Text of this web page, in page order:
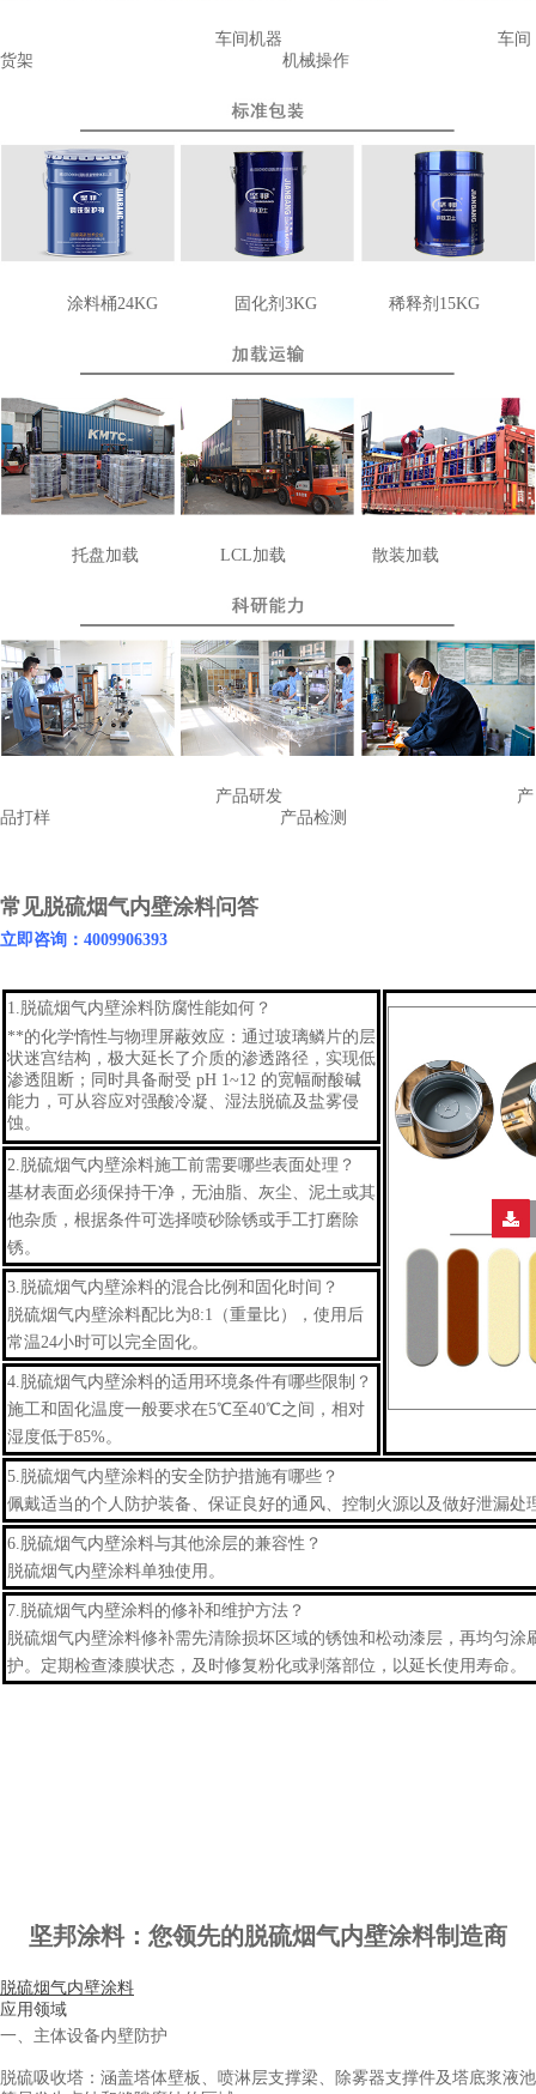
车间机器
车间
货架
机械操作
涂料桶24KG 固化剂3KG 稀释剂15KG
托盘加载 LCL加载 散装加载
产品研发
产
品打样
产品检测
常见脱硫烟气内壁涂料问答
立即咨询：4009906393
1.脱硫烟气内壁涂料防腐性能如何？
**的化学惰性与物理屏蔽效应：通过玻璃鳞片的层
状迷宫结构，极大延长了介质的渗透路径，实现低
渗透阻断；同时具备耐受 pH 1~12 的宽幅耐酸碱
能力，可从容应对强酸冷凝、湿法脱硫及盐雾侵
蚀。
2.脱硫烟气内壁涂料施工前需要哪些表面处理？
基材表面必须保持干净，无油脂、灰尘、泥土或其
他杂质，根据条件可选择喷砂除锈或手工打磨除
锈。
3.脱硫烟气内壁涂料的混合比例和固化时间？
脱硫烟气内壁涂料配比为8:1（重量比），使用后
常温24小时可以完全固化。
4.脱硫烟气内壁涂料的适用环境条件有哪些限制？
施工和固化温度一般要求在5℃至40℃之间，相对
湿度低于85%。
5.脱硫烟气内壁涂料的安全防护措施有哪些？
佩戴适当的个人防护装备、保证良好的通风、控制火源以及做好泄漏处
6.脱硫烟气内壁涂料与其他涂层的兼容性？
脱硫烟气内壁涂料单独使用。
7.脱硫烟气内壁涂料的修补和维护方法？
脱硫烟气内壁涂料修补需先清除损坏区域的锈蚀和松动漆层，再均匀涂
护。定期检查漆膜状态，及时修复粉化或剥落部位，以延长使用寿命。
坚邦涂料：您领先的脱硫烟气内壁涂料制造商
脱硫烟气内壁涂料
应用领域
一、主体设备内壁防护
脱硫吸收塔：涵盖塔体壁板、喷淋层支撑梁、除雾器支撑件及塔底浆液池